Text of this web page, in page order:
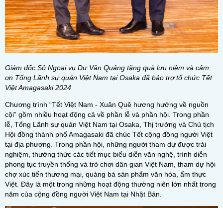
Giám đốc Sở Ngoại vụ Dư Văn Quảng tặng quà lưu niệm và cảm
ơn Tổng Lãnh sự quán Việt Nam tại Osaka đã bảo trợ tổ chức Tết
Việt Amagasaki 2024
Chương trình “Tết Việt Nam - Xuân Quê hương hướng về nguồn
cội” gồm nhiều hoạt động cả về phần lễ và phần hội. Trong phần
lễ, Tổng Lãnh sự quán Việt Nam tại Osaka, Thị trưởng và Chủ tịch
Hội đồng thành phố Amagasaki đã chúc Tết cộng đồng người Việt
tại địa phương. Trong phần hội, những người tham dự được trải
nghiệm, thưởng thức các tiết mục biểu diễn văn nghệ, trình diễn
phong tục truyền thống và trò chơi dân gian Việt Nam, tham dự hội
chợ xúc tiến thương mại, quảng bá sản phẩm văn hóa, ẩm thực
Việt. Đây là một trong những hoạt động thường niên lớn nhất trong
năm của cộng đồng người Việt Nam tại Nhật Bản.